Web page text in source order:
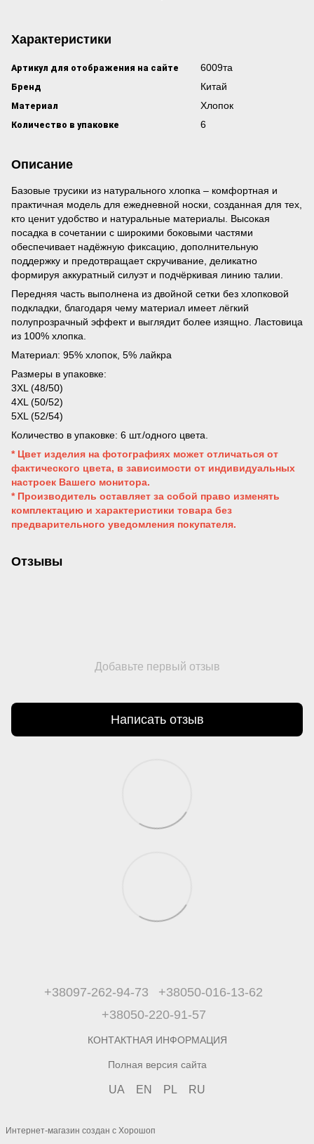
Характеристики
Артикул для отображения на сайте 6009та
Бренд Китай
Материал Хлопок
Количество в упаковке 6
Описание
Базовые трусики из натурального хлопка – комфортная и
практичная модель для ежедневной носки, созданная для тех,
кто ценит удобство и натуральные материалы. Высокая
посадка в сочетании с широкими боковыми частями
обеспечивает надёжную фиксацию, дополнительную
поддержку и предотвращает скручивание, деликатно
формируя аккуратный силуэт и подчёркивая линию талии.
Передняя часть выполнена из двойной сетки без хлопковой
подкладки, благодаря чему материал имеет лёгкий
полупрозрачный эффект и выглядит более изящно. Ластовица
из 100% хлопка.
Материал: 95% хлопок, 5% лайкра
Размеры в упаковке:
3XL (48/50)
4XL (50/52)
5XL (52/54)
Количество в упаковке: 6 шт./одного цвета.
* Цвет изделия на фотографиях может отличаться от
фактического цвета, в зависимости от индивидуальных
настроек Вашего монитора.
* Производитель оставляет за собой право изменять
комплектацию и характеристики товара без
предварительного уведомления покупателя.
Отзывы
Добавьте первый отзыв
Написать отзыв
+38097-262-94-73
+38050-016-13-62
+38050-220-91-57
КОНТАКТНАЯ ИНФОРМАЦИЯ
Полная версия сайта
UA EN PL RU
Интернет-магазин создан с Хорошоп